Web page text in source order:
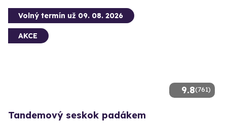
9.8(761)
Volný termín už 09. 08. 2026
AKCE
Tandemový seskok padákem